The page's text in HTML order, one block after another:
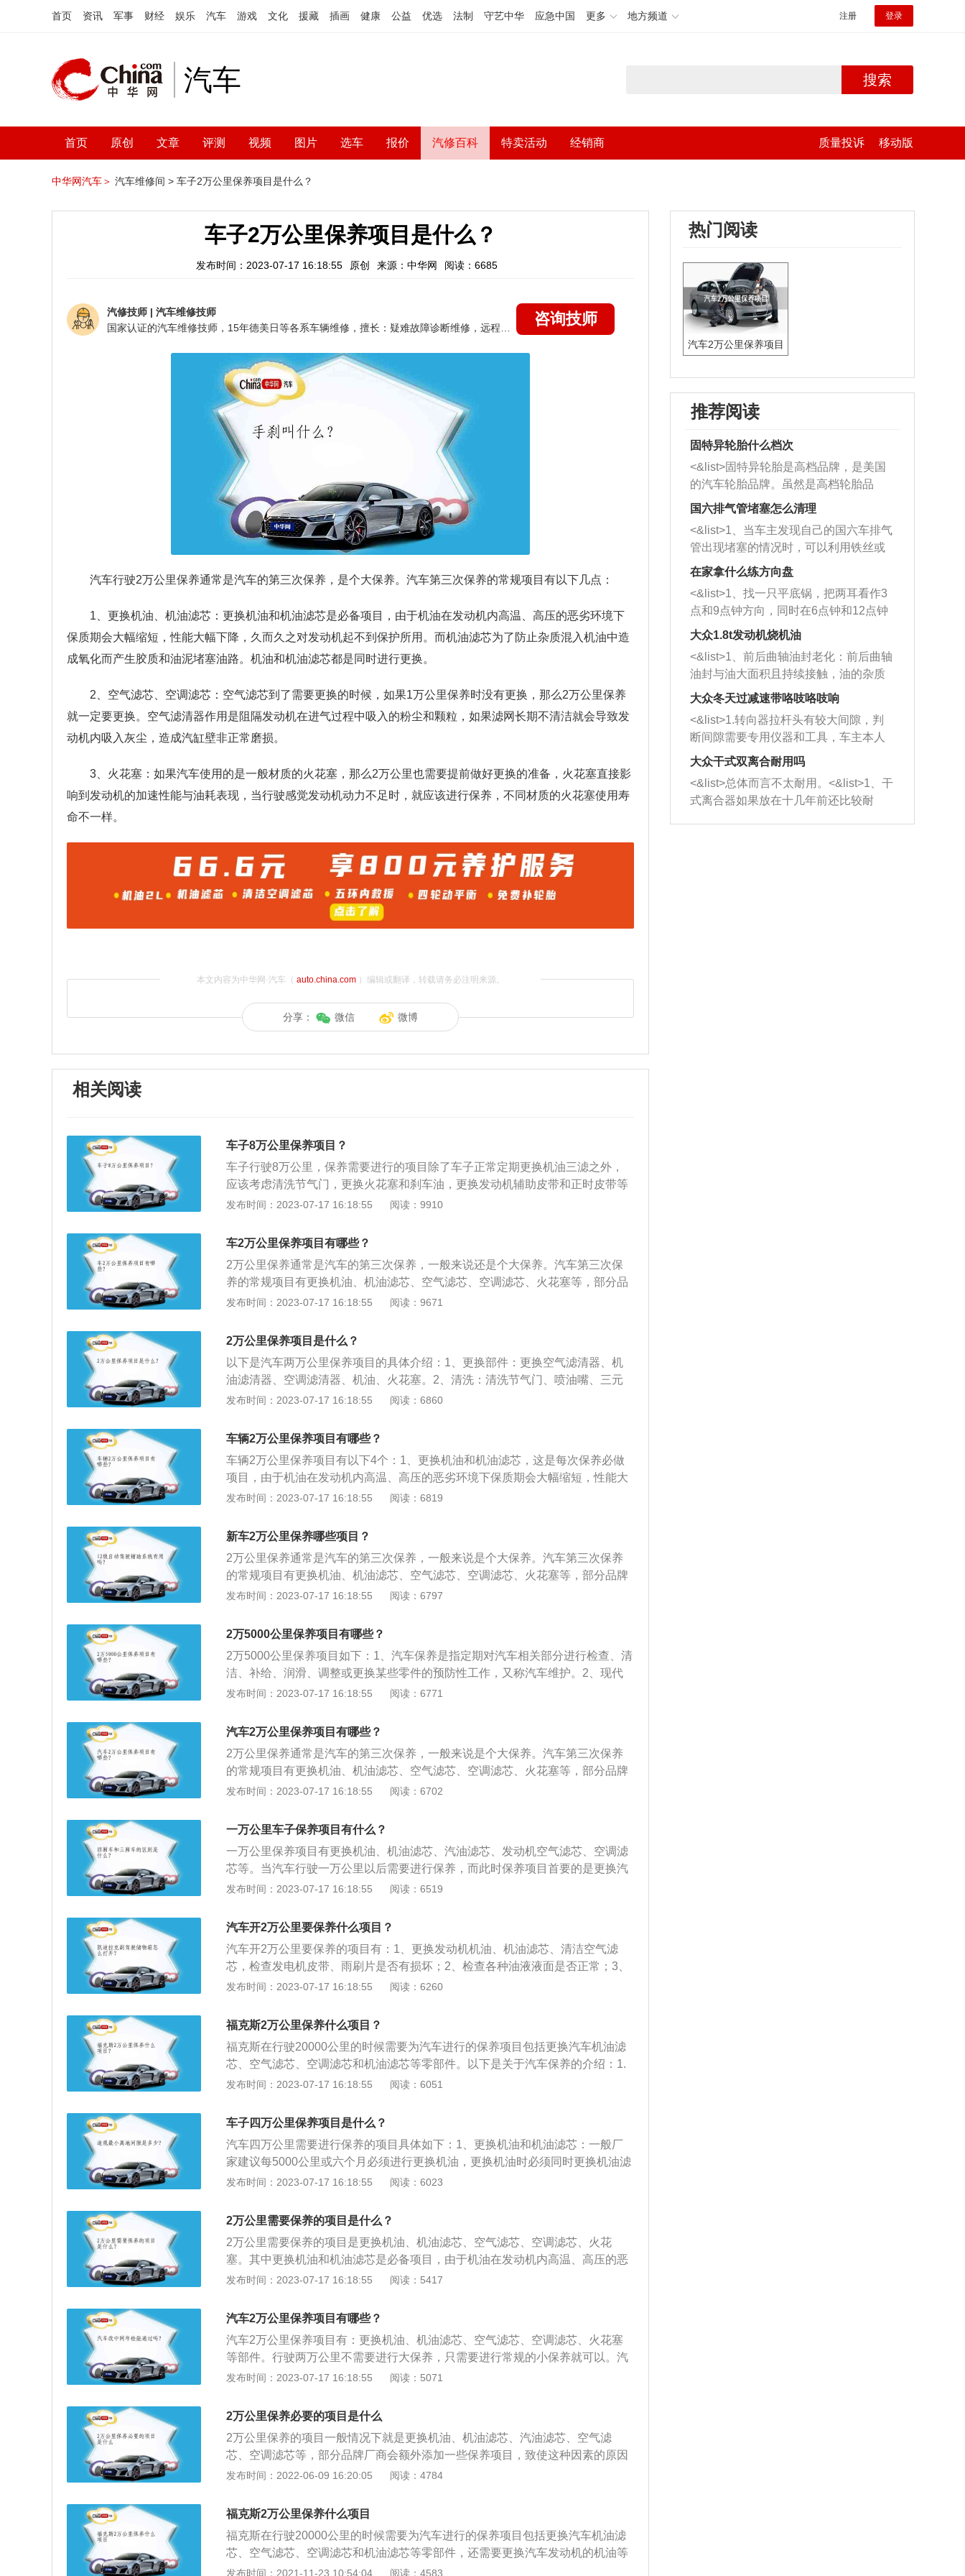
首页 资讯 军事 财经 娱乐 汽车 游戏 文化 援藏 插画 健康 公益 优选 法制 守艺中华 应急中国 更多 地方频道 注册 登录
汽车 搜索
首页 原创 文章 评测 视频 图片 选车 报价 汽修百科 特卖活动 经销商 质量投诉 移动版
中华网汽车＞ 汽车维修间 > 车子2万公里保养项目是什么？
车子2万公里保养项目是什么？
发布时间：2023-07-17 16:18:55 原创 来源：中华网 阅读：6685
汽修技师 | 汽车维修技师
咨询技师
汽车行驶2万公里保养通常是汽车的第三次保养，是个大保养。汽车第三次保养的常规项目有以下几点：
1、更换机油、机油滤芯：更换机油和机油滤芯是必备项目，由于机油在发动机内高温、高压的恶劣环境下
保质期会大幅缩短，性能大幅下降，久而久之对发动机起不到保护所用。而机油滤芯为了防止杂质混入机油中造
成氧化而产生胶质和油泥堵塞油路。机油和机油滤芯都是同时进行更换。
2、空气滤芯、空调滤芯：空气滤芯到了需要更换的时候，如果1万公里保养时没有更换，那么2万公里保养
就一定要更换。空气滤清器作用是阻隔发动机在进气过程中吸入的粉尘和颗粒，如果滤网长期不清洁就会导致发
动机内吸入灰尘，造成汽缸壁非正常磨损。
3、火花塞：如果汽车使用的是一般材质的火花塞，那么2万公里也需要提前做好更换的准备，火花塞直接影
响到发动机的加速性能与油耗表现，当行驶感觉发动机动力不足时，就应该进行保养，不同材质的火花塞使用寿
命不一样。
本文内容为中华网·汽车（ auto.china.com）编辑或翻译，转载请务必注明来源。
分享： 微信 微博
相关阅读
车子8万公里保养项目？
车子行驶8万公里，保养需要进行的项目除了车子正常定期更换机油三滤之外，
应该考虑清洗节气门，更换火花塞和刹车油，更换发动机辅助皮带和正时皮带等
保养项目。另外，车上所有油液都要按时更换，因为油液都有保质期，过了保质
速箱油、防冻液、玻璃水。车上的滤芯有机油滤芯、空气滤芯、汽油滤芯、空调
滤芯、变速箱油滤芯。机油滤芯每次换机油都要更换，空气滤芯和汽油滤芯一般
一万公里换一次，空调滤芯一般每年换两次，冬天一次夏天一次，这些滤芯也是
必须要换的。
发布时间：2023-07-17 16:18:55 阅读：9910
车2万公里保养项目有哪些？
2万公里保养通常是汽车的第三次保养，一般来说还是个大保养。汽车第三次保
养的常规项目有更换机油、机油滤芯、空气滤芯、空调滤芯、火花塞等，部分品
牌厂商会额外增加一些保养项目。以下是扩展资料：具体介绍：其中更换机油和
幅缩短，性能大幅下降，久而久之对发动机起不到保护所用。而机油滤芯为了防
止杂质混入机油中造成氧化而产生胶质和油泥堵塞油路。机油和机油滤芯都是同
时进行更换。
发布时间：2023-07-17 16:18:55 阅读：9671
2万公里保养项目是什么？
以下是汽车两万公里保养项目的具体介绍：1、更换部件：更换空气滤清器、机
油滤清器、空调滤清器、机油、火花塞。2、清洗：清洗节气门、喷油嘴、三元
催化器。3、检查轮胎：检查胎压、轮胎磨损情况。4、检查外观：检查车漆、车
否有异常渗油、松旷。7、检查液体：检查制动液、防冻液、助力油是否缺失。
发布时间：2023-07-17 16:18:55 阅读：6860
车辆2万公里保养项目有哪些？
车辆2万公里保养项目有以下4个：1、更换机油和机油滤芯，这是每次保养必做
项目，由于机油在发动机内高温、高压的恶劣环境下保质期会大幅缩短，性能大
幅下降，久而久之对发动机起不到保护所用。而机油滤芯是为发动机起到过滤杂
2、检查空气滤清器，空气滤清器能够减少吸入带有杂质颗粒的空气而增加磨蚀
和损坏的机率，在两万公里的保养中可以检查空气滤清器脏不脏，太脏就进行更
换，不脏拿气枪吹一下即可。3、检查火花塞，汽油机点火系统中将高压电流引
入气缸产生电火花，以点燃可燃混合气体的部件。发现动力不足时就要更换火花
塞，不同材质的火花塞寿命不相同，铱金火花塞更换周期80000—100000公里，
里。4、检查刹车片，在两万公里的保养中，要检查刹车片的厚度，磨损过度建
议更换刹车片，保证行车安全。
发布时间：2023-07-17 16:18:55 阅读：6819
新车2万公里保养哪些项目？
2万公里保养通常是汽车的第三次保养，一般来说是个大保养。汽车第三次保养
的常规项目有更换机油、机油滤芯、空气滤芯、空调滤芯、火花塞等，部分品牌
厂商会额外增加一些保养项目。以下是具体介绍：1、其中更换机油和机油滤芯
性能大幅下降，久而久之对发动机起不到保护所用。而机油滤芯为了防止杂质混
入机油中造成氧化而产生胶质和油泥堵塞油路。机油和机油滤芯都是同时进行更
换。2、其次，空气滤芯也到了需要更换的时候，如果1万公里保养时没有更换，
那么2万公里保养就一定要更换。空气滤清器作用是阻隔发动机在进气过程中吸
入的粉尘和颗粒，如果滤网长期不清洁就会导致发动机内吸入灰尘，造成汽缸壁
要提前做好更换的准备，火花塞直接影响到发动机的加速性能与油耗表现，当行
驶感觉发动机动力不足时，就应该进行保养，不同材质的火花塞使用寿命不一
样。
发布时间：2023-07-17 16:18:55 阅读：6797
2万5000公里保养项目有哪些？
2万5000公里保养项目如下：1、汽车保养是指定期对汽车相关部分进行检查、清
洁、补给、润滑、调整或更换某些零件的预防性工作，又称汽车维护。2、现代
的汽车保养主要包含了对发动机系统（引擎）、变速箱系统、空调系统、冷却系
洁，技术状况正常，消除隐患，预防故障发生，减缓劣化过程，延长使用周期。
发布时间：2023-07-17 16:18:55 阅读：6771
汽车2万公里保养项目有哪些？
2万公里保养通常是汽车的第三次保养，一般来说是个大保养。汽车第三次保养
的常规项目有更换机油、机油滤芯、空气滤芯、空调滤芯、火花塞等，部分品牌
厂商会额外增加一些保养项目。更多详细介绍如下：1、其中更换机油和机油滤
短，性能大幅下降，久而久之对发动机起不到保护所用。而机油滤芯为了防止杂
质混入机油中造成氧化而产生胶质和油泥堵塞油路。机油和机油滤芯都是同时进
行更换。2、其次，空气滤芯也到了需要更换的时候，如果1万公里保养时没有更
换，那么2万公里保养就一定要更换。空气滤清器作用是阻隔发动机在进气过程
中吸入的粉尘和颗粒，如果滤网长期不清洁就会导致发动机内吸入灰尘，造成汽
也需要提前做好更换的准备，火花塞直接影响到发动机的加速性能与油耗表现，
当行驶感觉发动机动力不足时，就应该进行保养，不同材质的火花塞使用寿命不
一样。
发布时间：2023-07-17 16:18:55 阅读：6702
一万公里车子保养项目有什么？
一万公里保养项目有更换机油、机油滤芯、汽油滤芯、发动机空气滤芯、空调滤
芯等。当汽车行驶一万公里以后需要进行保养，而此时保养项目首要的是更换汽
车机油，机油主要是为汽车运行提供润滑功效，可以延长汽车的使用寿命。有关
0公里换一次或者半年换一次机油，这两个指标，以先到为准。2、一万公里的情
况下空调跟空气滤芯需要进行更换才能保持车内空气质量。3、保养时需要检查
汽车的各类油液是否合格，不然会影响到汽车的行驶安全性。
发布时间：2023-07-17 16:18:55 阅读：6519
汽车开2万公里要保养什么项目？
汽车开2万公里要保养的项目有：1、更换发动机机油、机油滤芯、清洁空气滤
芯，检查发电机皮带、雨刷片是否有损坏；2、检查各种油液液面是否正常；3、
检查轮胎气压是否正常，轮胎有无吃胎、鼓包、损坏；4、检查汽车底盘，包括
正常工作。汽车保养是指定期对汽车相关部分进行检查、清洁、补给、润滑、调
整或更换某些零件的预防性工作，又称汽车维护。
发布时间：2023-07-17 16:18:55 阅读：6260
福克斯2万公里保养什么项目？
福克斯在行驶20000公里的时候需要为汽车进行的保养项目包括更换汽车机油滤
芯、空气滤芯、空调滤芯和机油滤芯等零部件。以下是关于汽车保养的介绍：1.
简介：汽车保养是指定期对汽车相关部分进行检查、清洁、补给、润滑、调整或
统（引擎）、变速箱系统、空调系统、冷却系统、燃油系统、动力转向系统等的
发布时间：2023-07-17 16:18:55 阅读：6051
车子四万公里保养项目是什么？
汽车四万公里需要进行保养的项目具体如下：1、更换机油和机油滤芯：一般厂
家建议每5000公里或六个月必须进行更换机油，更换机油时必须同时更换机油滤
清器，否则会影响润滑油的质量。2、检查更换刹车片：检查的时候需要注意新
候，就需要及时更换刹车片。3、检查更换火花塞：如果火花塞上有积碳、黑色
油迹等应进行清理，必要时更换。4、检查空气滤芯和空调滤芯是否可以继续使
用，如果不能继续使用，需要进行更换。5、更换燃油滤芯：很多车型到达四万
公里后都要求必须更换燃油滤芯。6、更换各种油液：防冻液、刹车油、变速箱
油等，基本都要进行更换。
发布时间：2023-07-17 16:18:55 阅读：6023
2万公里需要保养的项目是什么？
2万公里需要保养的项目是更换机油、机油滤芯、空气滤芯、空调滤芯、火花
塞。其中更换机油和机油滤芯是必备项目，由于机油在发动机内高温、高压的恶
劣环境下保质期会大幅缩短，性能大幅下降，久而久之对发动机起不到保护所
所以要及时更换。汽车保养别称汽车维护，是指定期对汽车相关部分进行检查、
清洁、补给、润滑、调整或更换某些零件的预防性工作。
发布时间：2023-07-17 16:18:55 阅读：5417
汽车2万公里保养项目有哪些？
汽车2万公里保养项目有：更换机油、机油滤芯、空气滤芯、空调滤芯、火花塞
等部件。行驶两万公里不需要进行大保养，只需要进行常规的小保养就可以。汽
车保养是指定期对汽车相关部分进行检查、清洁、补给、润滑、调整或更换某些
（引擎）、变速箱系统、空调系统、冷却系统、燃油系统、动力转向系统等的保
养范围。汽车保养的目的是保持车容整洁，技术状况正常，消除隐患，预防故障
发生，减缓劣化过程，延长使用周期。
发布时间：2023-07-17 16:18:55 阅读：5071
2万公里保养必要的项目是什么
2万公里保养的项目一般情况下就是更换机油、机油滤芯、汽油滤芯、空气滤
芯、空调滤芯等，部分品牌厂商会额外添加一些保养项目，致使这种因素的原因
是在于汽车配件的使用寿命，一些配件的使用寿命较短，并且容易脏污，因此要
长期运转发动机。发动机排出的废气中含有一氧化碳，这是一种看不到又闻不着
的毒气。就算露天作业，也不要在工作着的发动机排气管附近长期停留。2、忌
用嘴吸油管。汽油不但易燃易爆，并且有毒。尤其是含铅汽油，会损害人的神经
系统、消化道和肾脏。此外，汽油中还含有高浓度的硫化物，因为硫化氢也有相
发布时间：2022-06-09 16:20:05 阅读：4784
福克斯2万公里保养什么项目
福克斯在行驶20000公里的时候需要为汽车进行的保养项目包括更换汽车机油滤
芯、空气滤芯、空调滤芯和机油滤芯等零部件，还需要更换汽车发动机的机油等
油品。长安福特公司是由中国长安汽车公司和美国福特汽车公司共同投资的汽车
发布时间：2021-11-23 10:54:04 阅读：4583
热门阅读
汽车2万公里保养项目
推荐阅读
固特异轮胎什么档次
<&list>固特异轮胎是高档品牌，是美国
的汽车轮胎品牌。虽然是高档轮胎品
牌，但是中高低端的轮胎都有生产，这
也是为了更好的开拓市场。
国六排气管堵塞怎么清理
<&list>1、当车主发现自己的国六车排气
管出现堵塞的情况时，可以利用铁丝或
者是细棍，直接将杂物给取出来，如果
堵塞情况比较严重，也可以采取应急措
施。 <&list>2、直接利用木棍将所有的
杂物推到排气管里面的位置处，然后将
三元催化器拆解开，就可以将堵塞的东
西取出来。但如果是因为积碳过多引起
的堵塞，就需要将三元催化器泡在草酸
洗剂对堵塞的情况得到解决，将清洗剂
放在燃油箱中，与燃油混合后，车辆启
动时，就可以和汽油一起进入到燃烧
室，最后形成废气排出，就可以让三元
催化器得到清洗，排气管堵塞的情况就
能够得到解决。
在家拿什么练方向盘
<&list>1、找一只平底锅，把两耳看作3
点和9点钟方向，同时在6点钟和12点钟
方向做一个标记。 <&list>2、双手握住
一圈半的练习，往右同样也要打相同的
圈数。 <&list>3、最后强调要反复练
习，这样就可以形成肌肉记忆，在真实
驾驶车辆时，不需要记忆也能打好方
向。
大众1.8t发动机烧机油
<&list>1、前后曲轴油封老化：前后曲轴
油封与油大面积且持续接触，油的杂质
和发动机内持续温度变化使其密封效果
逐渐减弱，导致渗油或漏油。<&list>2、
活塞间隙过大：积碳会使活塞环与缸体
的间隙扩大，导致机油流入燃烧室中，
造成烧机油。<&list>3、机油粘度。使用
机油粘度过小的话，同样会有烧机油现
象，机油粘度过小具有很好的流动性，
大众冬天过减速带咯吱咯吱响
<&list>1.转向器拉杆头有较大间隙，判
断间隙需要专用仪器和工具，车主本人
无法制作，需要将车辆送到修理厂或4s
店；<&list>2.车辆半轴套管防尘罩破
裂，破裂后会出现漏油现象，使半轴磨
损严重，磨损的半轴容易损坏，产生异
响；<&list>3.稳定器的转向胶套和球头
大众干式双离合耐用吗
<&list>总体而言不太耐用。<&list>1、干
式离合器如果放在十几年前还比较耐